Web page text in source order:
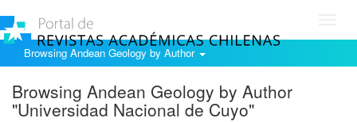
Browsing Andean Geology by Author
Browsing Andean Geology by Author
"Universidad Nacional de Cuyo"